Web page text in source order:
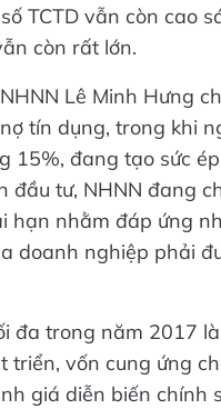
TCTD vẫn còn cao
còn rất lớn.
Lê Minh Hưng
tín dụng, trong khi
15%, đang tạo sức
đầu tư, NHNN đang
hạn nhằm đáp ứng
doanh nghiệp phải
đa trong năm 2017
vốn cung ứng
giá diễn biến chính